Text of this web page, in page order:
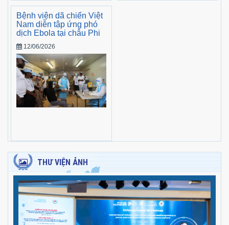
Bệnh viện dã chiến Việt
Nam diễn tập ứng phó
dịch Ebola tại châu Phi
12/06/2026
THƯ VIỆN ẢNH